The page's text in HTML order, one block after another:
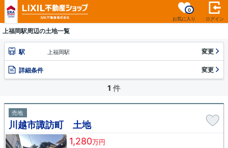
お気に入り
0
ログイン
上福岡駅周辺の土地一覧
駅 上福岡駅 変更
詳細条件 変更
1 件
売地
川越市諏訪町 土地
1,280万円